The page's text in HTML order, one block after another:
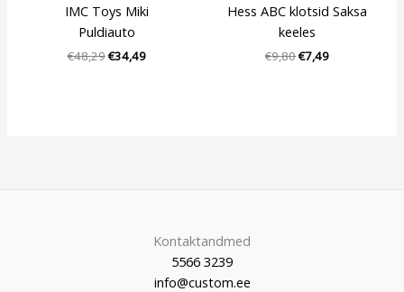
IMC Toys Miki
Puldiauto
€48,29€34,49
Hess ABC klotsid Saksa
keeles
€9,80€7,49
Kontaktandmed
5566 3239
info@custom.ee